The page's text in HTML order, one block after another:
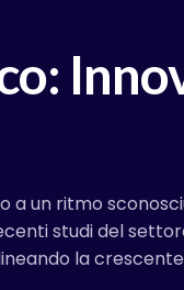
un ritmo
studi del
la